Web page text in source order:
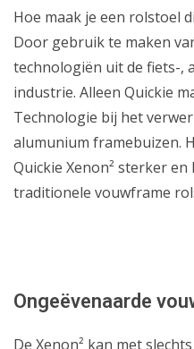
Hoe maak je een rolstoel
Door gebruik te maken
technologiën uit de fiets-,
industrie. Alleen Quickie
Technologie bij het
alumunium framebuizen.
Quickie Xenon² sterker
traditionele vouwframe
Ongeëvenaarde
De Xenon² kan met